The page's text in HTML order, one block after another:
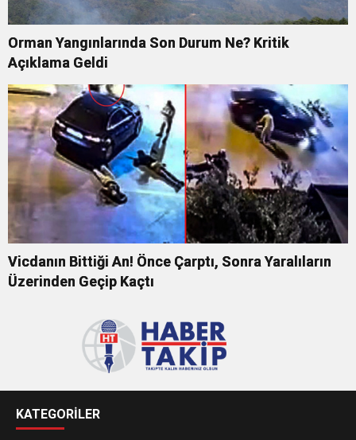
Orman Yangınlarında Son Durum Ne? Kritik
Açıklama Geldi
Vicdanın Bittiği An! Önce Çarptı, Sonra Yaralıların
Üzerinden Geçip Kaçtı
KATEGORİLER